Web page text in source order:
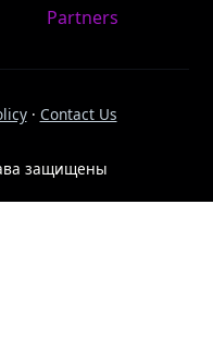
Partners
· Contact Us
защищены